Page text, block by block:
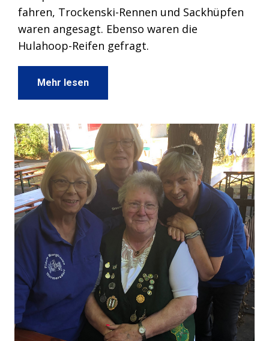
fahren, Trockenski-Rennen und Sackhüpfen
waren angesagt. Ebenso waren die
Hulahoop-Reifen gefragt.
Mehr lesen